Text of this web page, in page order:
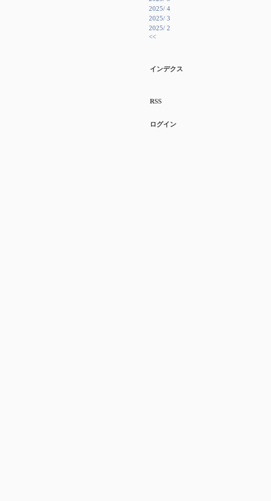
2025/ 4
2025/ 3
2025/ 2
<<
インデクス
RSS
ログイン